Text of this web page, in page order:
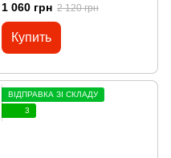
1 060 грн 2 120 грн
Купить
ВІДПРАВКА ЗІ СКЛАДУ
3